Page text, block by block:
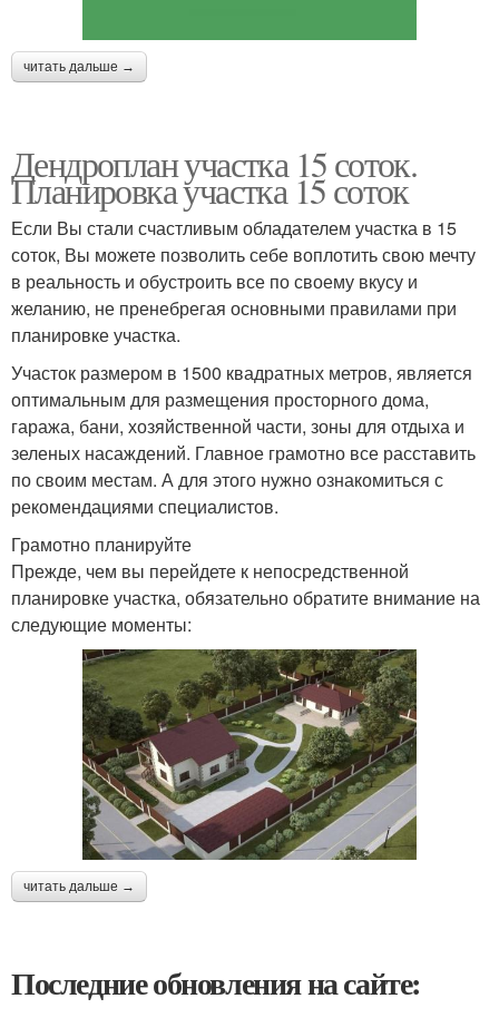
читать дальше →
Дендроплан участка 15 соток.
Планировка участка 15 соток
Если Вы стали счастливым обладателем участка в 15
соток, Вы можете позволить себе воплотить свою мечту
в реальность и обустроить все по своему вкусу и
желанию, не пренебрегая основными правилами при
планировке участка.
Участок размером в 1500 квадратных метров, является
оптимальным для размещения просторного дома,
гаража, бани, хозяйственной части, зоны для отдыха и
зеленых насаждений. Главное грамотно все расставить
по своим местам. А для этого нужно ознакомиться с
рекомендациями специалистов.
Грамотно планируйте
Прежде, чем вы перейдете к непосредственной
планировке участка, обязательно обратите внимание на
следующие моменты:
читать дальше →
Последние обновления на сайте: